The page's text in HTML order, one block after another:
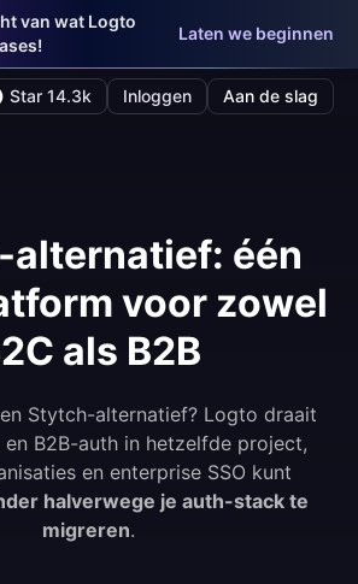
van wat Logto
Laten we beginnen
Star 14.3k Inloggen Aan de slag
één
voor zowel
als B2B
Stytch-alternatief? Logto draait
B2B-auth in hetzelfde project,
en enterprise SSO kunt
halverwege je auth-stack te
migreren.